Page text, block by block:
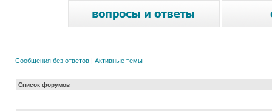
Сообщения без ответов | Активные темы
Список форумов